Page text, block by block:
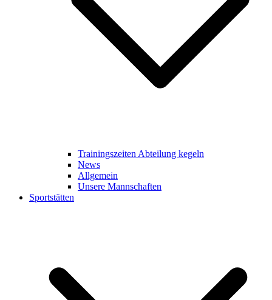
Trainingszeiten Abteilung kegeln
News
Allgemein
Unsere Mannschaften
Sportstätten